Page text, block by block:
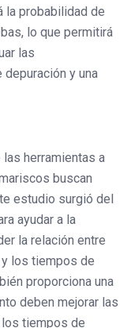
la probabilidad de
lo que permitirá
las
y una
las herramientas a
buscan
estudio surgió del
ayudar a la
la relación entre
los tiempos de
proporciona una
deben mejorar las
tiempos de